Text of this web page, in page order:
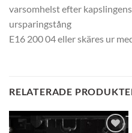
varsomhelst efter
ursparingstång
E16 200 04 eller skäres ur
RELATERADE